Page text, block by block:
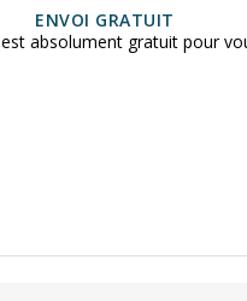
ENVOI GRATUIT
absolument gratuit pour